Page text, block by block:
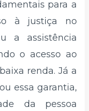
para a
à justiça no
a assistência
o acesso ao
renda. Já a
essa garantia,
da pessoa